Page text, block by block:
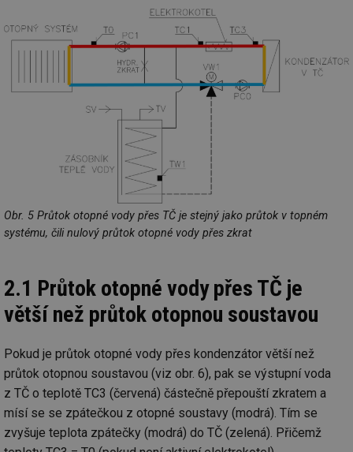
Obr. 5 Průtok otopné vody přes TČ je stejný jako průtok v topném
systému, čili nulový průtok otopné vody přes zkrat
2.1 Průtok otopné vody přes TČ je
větší než průtok otopnou soustavou
Pokud je průtok otopné vody přes kondenzátor větší než
průtok otopnou soustavou (viz obr. 6), pak se výstupní voda
z TČ o teplotě TC3 (červená) částečně přepouští zkratem a
mísí se se zpátečkou z otopné soustavy (modrá). Tím se
zvyšuje teplota zpátečky (modrá) do TČ (zelená). Přičemž